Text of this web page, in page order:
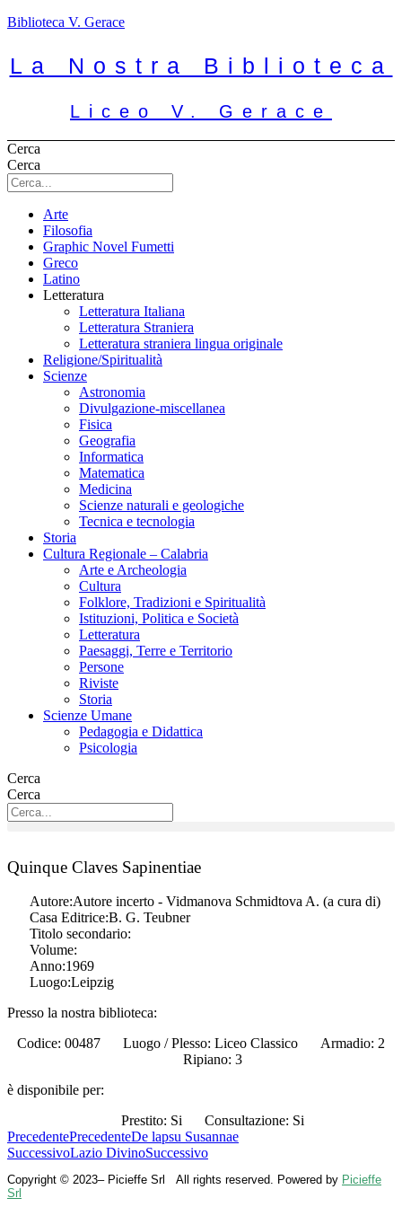
Biblioteca V. Gerace
La Nostra Biblioteca
Liceo V. Gerace
Cerca
Cerca
Arte
Filosofia
Graphic Novel Fumetti
Greco
Latino
Letteratura
Letteratura Italiana
Letteratura Straniera
Letteratura straniera lingua originale
Religione/Spiritualità
Scienze
Astronomia
Divulgazione-miscellanea
Fisica
Geografia
Informatica
Matematica
Medicina
Scienze naturali e geologiche
Tecnica e tecnologia
Storia
Cultura Regionale – Calabria
Arte e Archeologia
Cultura
Folklore, Tradizioni e Spiritualità
Istituzioni, Politica e Società
Letteratura
Paesaggi, Terre e Territorio
Persone
Riviste
Storia
Scienze Umane
Pedagogia e Didattica
Psicologia
Cerca
Cerca
Quinque Claves Sapinentiae
Autore:Autore incerto - Vidmanova Schmidtova A. (a cura di)
Casa Editrice:B. G. Teubner
Titolo secondario:
Volume:
Anno:1969
Luogo:Leipzig
Presso la nostra biblioteca:
Codice: 00487
Luogo / Plesso: Liceo Classico
Armadio: 2
Ripiano: 3
è disponibile per:
Prestito: Si
Consultazione: Si
PrecedentePrecedenteDe lapsu Susannae
SuccessivoLazio DivinoSuccessivo
Copyright © 2023– Picieffe Srl All rights reserved. Powered by Picieffe
Srl